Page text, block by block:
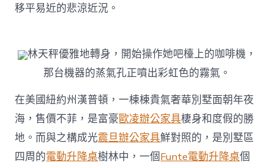
骯
臟
營
中
移平易近的悲涼近況。
林天秤優雅地轉身，開始操作她吧檯上的咖啡機，
那台機器的蒸氣孔正噴出彩虹色的霧氣。
在美國紐約州漢普頓，一棟棟貴氣奢華別墅面朝年夜
海，售價不菲，是富豪歐凌辦公家具棲身和度假的勝
地。而與之構成光震旦辦公家具鮮對照的，是別墅區
四周的電動升降桌樹林中，一個Funte電動升降桌個